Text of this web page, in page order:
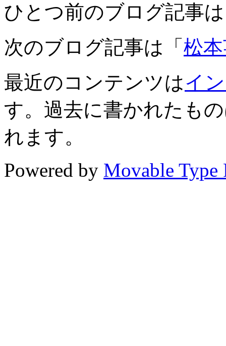
ひとつ前のブログ記事
次のブログ記事は「 松
最近のコンテンツはイ
す。過去に書かれたも
れます。
Powered by Movable Type